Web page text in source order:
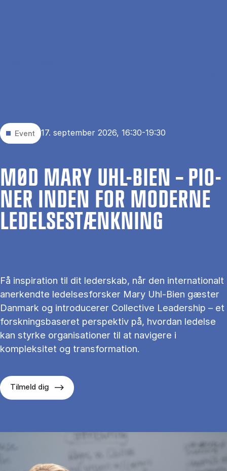
Event 17. september 2026, 16:30-19:30
MØD MARY UHL-BIEN – PIO­
NER IN­DEN FOR MO­DER­NE
LE­DEL­SES­TÆNK­NING
Få inspiration til dit lederskab, når den internationalt
anerkendte ledelsesforsker Mary Uhl-Bien gæster
Danmark og introducerer Collective Leadership – et
forskningsbaseret perspektiv på, hvordan ledelse
kan styrke organisationer til at navigere i
kompleksitet og transformation.
Tilmeld dig